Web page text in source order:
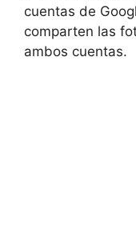
cuentas de
comparten las​
ambos cuentas.